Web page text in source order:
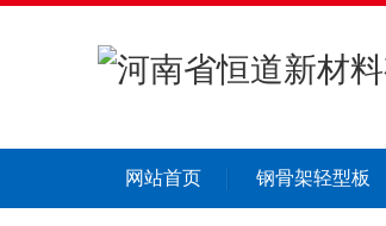
网站首页 钢骨架轻型板